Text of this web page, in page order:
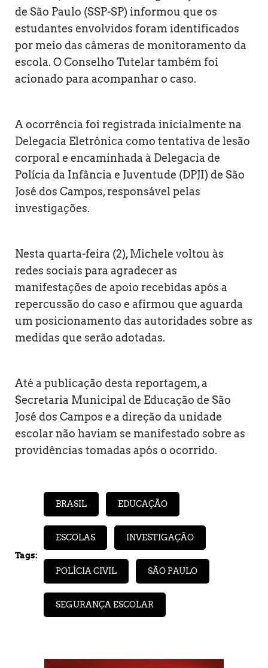
de São Paulo (SSP-SP) informou que os
estudantes envolvidos foram identificados
por meio das câmeras de monitoramento da
escola. O Conselho Tutelar também foi
acionado para acompanhar o caso.
A ocorrência foi registrada inicialmente na
Delegacia Eletrônica como tentativa de lesão
corporal e encaminhada à Delegacia de
Polícia da Infância e Juventude (DPJI) de São
José dos Campos, responsável pelas
investigações.
Nesta quarta-feira (2), Michele voltou às
redes sociais para agradecer as
manifestações de apoio recebidas após a
repercussão do caso e afirmou que aguarda
um posicionamento das autoridades sobre as
medidas que serão adotadas.
Até a publicação desta reportagem, a
Secretaria Municipal de Educação de São
José dos Campos e a direção da unidade
escolar não haviam se manifestado sobre as
providências tomadas após o ocorrido.
Tags:
BRASIL EDUCAÇÃO
ESCOLAS INVESTIGAÇÃO
POLÍCIA CIVIL SÃO PAULO
SEGURANÇA ESCOLAR